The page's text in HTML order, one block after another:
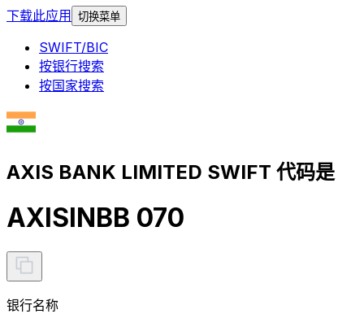
下载此应用
切换菜单
SWIFT/BIC
按银行搜索
按国家搜索
AXIS BANK LIMITED SWIFT 代码是
AXISINBB 070
银行名称